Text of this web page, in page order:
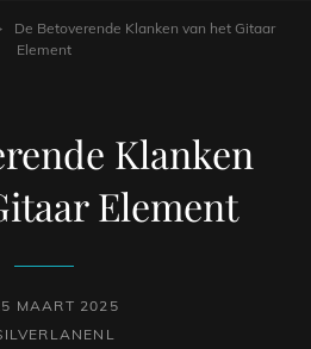
De Betoverende Klanken van het Gitaar
Element
Klanken
Element
MAART 2025